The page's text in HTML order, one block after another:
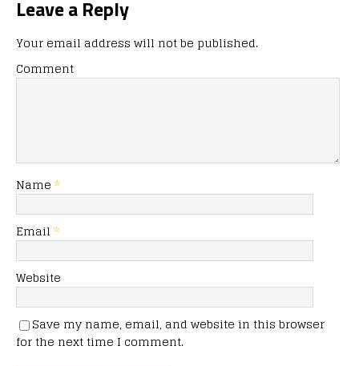
Leave a Reply
Your email address will not be published.
Comment
Name *
Email *
Website
Save my name, email, and website in this browser
for the next time I comment.